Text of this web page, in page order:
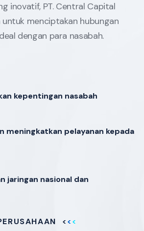
inovatif, PT. Central Capital
menciptakan hubungan
dengan para nasabah.
kepentingan nasabah
meningkatkan pelayanan kepada
jaringan nasional dan